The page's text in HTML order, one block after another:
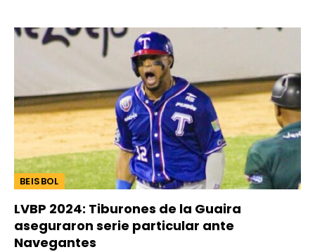
BEISBOL
LVBP 2024: Tiburones de la Guaira
aseguraron serie particular ante
Navegantes